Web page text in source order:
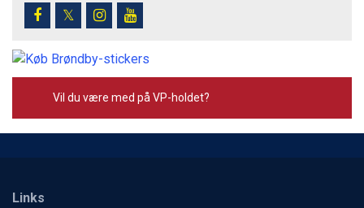
𝕏
Vil du være med på VP-holdet?
Links